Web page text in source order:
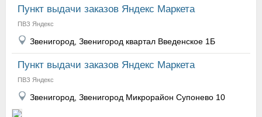
Пункт выдачи заказов Яндекс Маркета
ПВЗ Яндекс
Звенигород, Звенигород квартал Введенское 1Б
Пункт выдачи заказов Яндекс Маркета
ПВЗ Яндекс
Звенигород, Звенигород Микрорайон Супонево 10